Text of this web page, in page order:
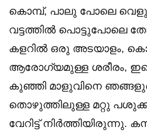
കൊമ്പ്, പാലു പോലെ
വട്ടത്തില്‍ പൊട്ടുപോലെ
കളറില്‍ ഒരു അടയാളം,
ആരോഗ്യമുള്ള ശരീരം,
കുഞ്ഞി മാളുവിനെ ഞങ്ങളുടെ
തൊഴുത്തിലുള്ള മറ്റു
വേറിട്ട്‌ നിര്‍ത്തിയിരുന്നു.